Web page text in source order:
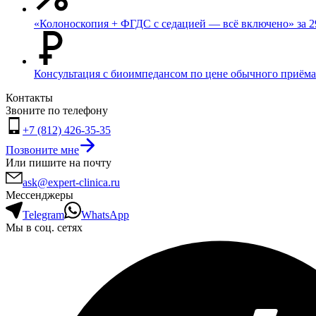
«Колоноскопия + ФГДС с седацией — всё включено» за
Консультация с биоимпедансом по цене обычного приёма
Контакты
Звоните по телефону
+7 (812) 426-35-35
Позвоните мне
Или пишите на почту
ask@expert-clinica.ru
Мессенджеры
Telegram
WhatsApp
Мы в соц. сетях